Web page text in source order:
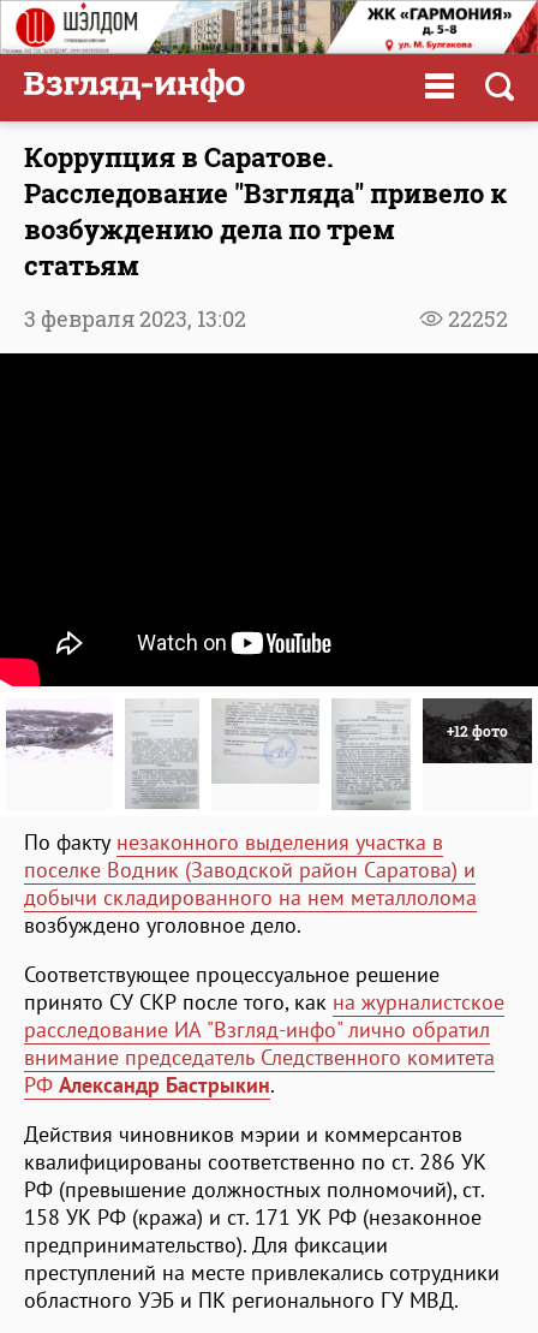
Коррупция в Саратове.
Расследование "Взгляда" привело к
возбуждению дела по трем
статьям
22252
3 февраля 2023, 13:02
+12 фото
По факту незаконного выделения участка в
поселке Водник (Заводской район Саратова) и
добычи складированного на нем металлолома
возбуждено уголовное дело.
Соответствующее процессуальное решение
принято СУ СКР после того, как на журналистское
расследование ИА "Взгляд-инфо" лично обратил
внимание председатель Следственного комитета
РФ Александр Бастрыкин.
Действия чиновников мэрии и коммерсантов
квалифицированы соответственно по ст. 286 УК
РФ (превышение должностных полномочий), ст.
158 УК РФ (кража) и ст. 171 УК РФ (незаконное
предпринимательство). Для фиксации
преступлений на месте привлекались сотрудники
областного УЭБ и ПК регионального ГУ МВД.